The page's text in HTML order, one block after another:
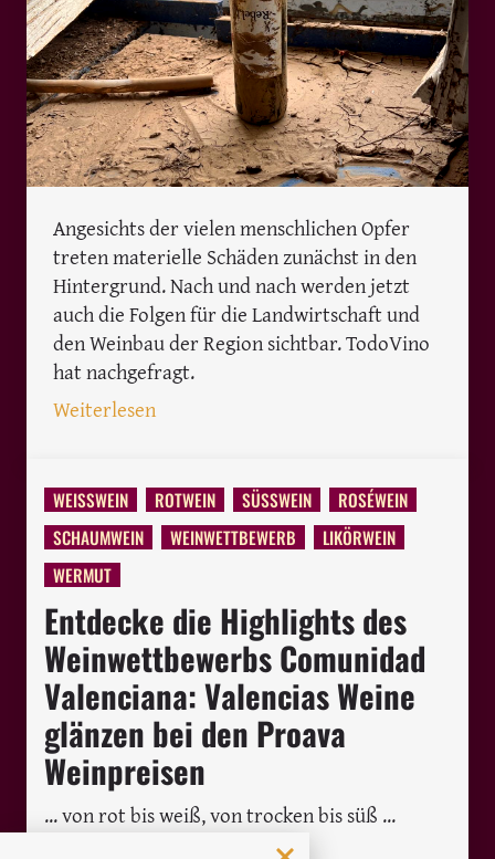
Angesichts der vielen menschlichen Opfer
treten materielle Schäden zunächst in den
Hintergrund. Nach und nach werden jetzt
auch die Folgen für die Landwirtschaft und
den Weinbau der Region sichtbar. TodoVino
hat nachgefragt.
Weiterlesen: Flutkatastrophe in Valencia: welche
WEISSWEIN ROTWEIN SÜSSWEIN
ROSÉWEIN
SCHAUMWEIN
WEINWETTBEWERB
LIKÖRWEIN
WERMUT
Entdecke die Highlights des
Weinwettbewerbs Comunidad
Valenciana: Valencias Weine
glänzen bei den Proava
Weinpreisen
... von rot bis weiß, von trocken bis süß ...